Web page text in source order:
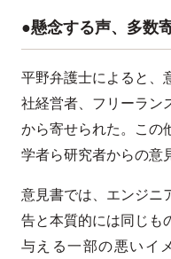
●懸念する声、多数
平野弁護士によると、
社経営者、フリーラン
から寄せられた。この
学者ら研究者からの意
意見書では、エンジニ
告と本質的には同じも
与える一部の悪いイ